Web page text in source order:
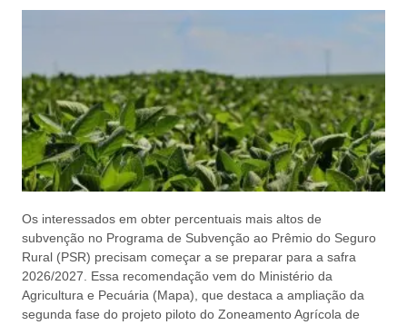
Os interessados em obter percentuais mais altos de
subvenção no Programa de Subvenção ao Prêmio do Seguro
Rural (PSR) precisam começar a se preparar para a safra
2026/2027. Essa recomendação vem do Ministério da
Agricultura e Pecuária (Mapa), que destaca a ampliação da
segunda fase do projeto piloto do Zoneamento Agrícola de